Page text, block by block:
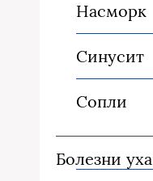
Насморк
Синусит
Сопли
Болезни уха